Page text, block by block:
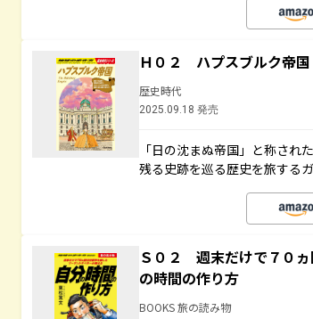
Ｈ０２ ハプスブルク帝国
歴史時代
2025.09.18 発売
「日の沈まぬ帝国」と称さ
残る史跡を巡る歴史を旅するガ
Ｓ０２ 週末だけで７０ヵ
の時間の作り方
BOOKS 旅の読み物